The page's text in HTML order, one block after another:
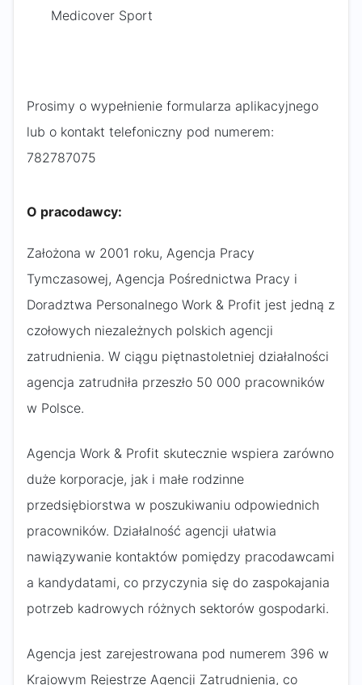
Medicover Sport
Prosimy o wypełnienie formularza aplikacyjnego
lub o kontakt telefoniczny pod numerem:
782787075 ​
O pracodawcy:
Założona w 2001 roku, Agencja Pracy
Tymczasowej, Agencja Pośrednictwa Pracy i
Doradztwa Personalnego Work & Profit jest jedną z
czołowych niezależnych polskich agencji
zatrudnienia. W ciągu piętnastoletniej działalności
agencja zatrudniła przeszło 50 000 pracowników
w Polsce.
Agencja Work & Profit skutecznie wspiera zarówno
duże korporacje, jak i małe rodzinne
przedsiębiorstwa w poszukiwaniu odpowiednich
pracowników. Działalność agencji ułatwia
nawiązywanie kontaktów pomiędzy pracodawcami
a kandydatami, co przyczynia się do zaspokajania
potrzeb kadrowych różnych sektorów gospodarki.
Agencja jest zarejestrowana pod numerem 396 w
Krajowym Rejestrze Agencji Zatrudnienia, co